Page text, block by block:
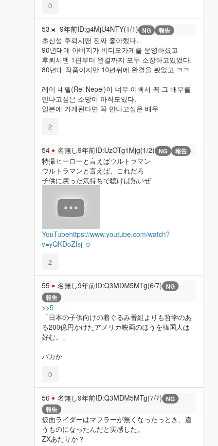
0
53 -9年前ID:g4MjU4NTY(1/1) NG 報告
초신성 후뢰시맨 진짜 좋아했다.
90년대에 아버지가 비디오가게를 운영하셨고
후뢰시맨 1편부터 완결까지 모두 소장하고있었다.
80년대 작품이지만 10년뒤에 완결을 봤었고 ㅋㅋ
레이 네펠(Rei Nepel)이 너무 이뻐서 꼭 그 배우를
만나고싶은 소망이 아직도있다.
일본에 가게된다면 꼭 만나고싶은 배우
2
54 名無し9年前ID:UzOTg1Mjg(1/2) NG 報告
特撮ヒーローと言えばウルトラマン
ウルトラマンと言えば、これだろ
子供に戻った気持ちで聴けば熱いぜ
YouTubehttps://www.youtube.com/watch?
v=yQKDoZIsj_o
2
55 名無し9年前ID:Q3MDM5MTg(6/7) NG
報告
>>5
「日本の子供向けの着ぐるみ番組よりも哲学のあ
る200億円かけたアメリカ映画のほうを韓国人は
好む。」
バカか
0
56 名無し9年前ID:Q3MDM5MTg(7/7) NG
報告
仮面ライダーはマフラーが無くなったっとき、違
うものになったんだと実感した。
ZXあたりか？